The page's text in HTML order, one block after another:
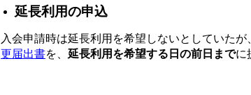
延長利用の申込
入会申請時は延長利用を希望しないとしていた
更届出書を、 延長利用を希望する日の前日までに